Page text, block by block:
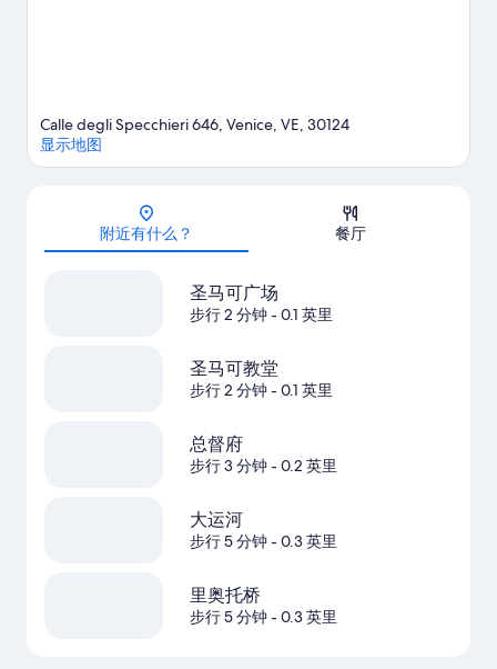
Calle degli Specchieri 646, Venice, VE, 30124
显示地图
附近有什么？ 餐厅
圣马可广场
步行 2 分钟- 0.1 英里
圣马可教堂
步行 2 分钟- 0.1 英里
总督府
步行 3 分钟- 0.2 英里
大运河
步行 5 分钟- 0.3 英里
里奥托桥
步行 5 分钟- 0.3 英里